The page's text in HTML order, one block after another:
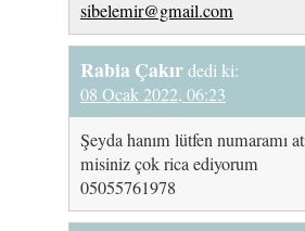
sibelemir@gmail.com
Rabia Çakırdedi ki:
08 Ocak 2022, 06:23
Şeyda hanım lütfen numaramı
misiniz çok rica ediyorum
05055761978